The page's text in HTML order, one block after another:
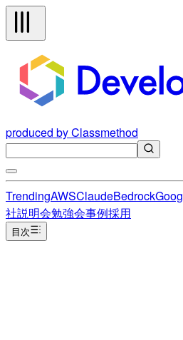
produced by Classmethod
TrendingAWSClaudeBedrock
社説明会勉強会事例採用
目次